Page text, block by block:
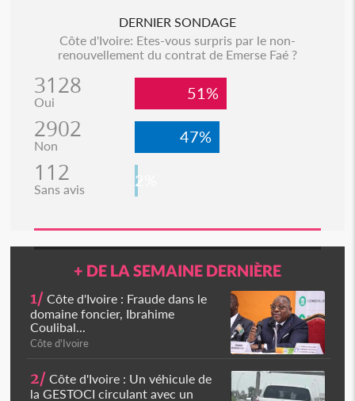
DERNIER SONDAGE
Côte d'Ivoire: Etes-vous surpris par le non-
renouvellement du contrat de Emerse Faé ?
3128
Oui 51%
2902
Non 47%
112
Sans avis 2%
+ DE LA SEMAINE DERNIÈRE
1/ Côte d'Ivoire : Fraude dans le
domaine foncier, Ibrahime
Coulibal...
Côte d'Ivoire
2/ Côte d'Ivoire : Un véhicule de
la GESTOCI circulant avec un